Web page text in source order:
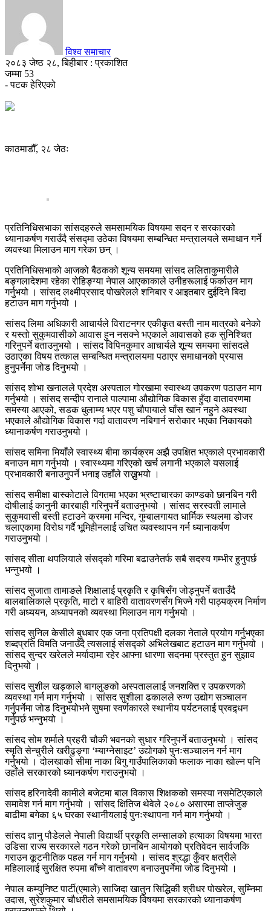
विश्व समाचार
२०८३ जेष्ठ २८, बिहीबार : प्रकाशित
जम्मा 53
- पटक हेरिएको
काठमाडौँ, २८ जेठः
प्रतिनिधिसभाका सांसदहरुले समसामयिक विषयमा सदन र सरकारको
ध्यानाकर्षण गराउँदै संसद्मा उठेका विषयमा सम्बन्धित मन्त्रालयले समाधान गर्ने
व्यवस्था मिलाउन माग गरेका छन् ।
प्रतिनिधिसभाको आजको बैठकको शून्य समयमा सांसद ललिताकुमारीले
बङ्गलादेशमा रहेका रोहिङ्ग्या नेपाल आएकाकाले उनीहरूलाई फर्काउन माग
गर्नुभयो । सांसद लक्ष्मीप्रसाद पोखरेलले शनिबार र आइतबार दुईदिने बिदा
हटाउन माग गर्नुभयो ।
सांसद लिमा अधिकारी आचार्यले विराटनगर एकीकृत बस्ती नाम मात्रको बनेको
र यस्तो सुकुमवासीको आवास हुन नसक्ने भएकाले आवासको हक सुनिश्चित
गरिनुपर्ने बताउनुभयो । सांसद विपिनकुमार आचार्यले शून्य समयमा सांसदले
उठाएका विषय तत्काल सम्बन्धित मन्त्रालयमा पठाएर समाधानको प्रयास
हुनुपर्नेमा जोड दिनुभयो ।
सांसद शोभा खनालले प्रदेश अस्पताल गोरखामा स्वास्थ्य उपकरण पठाउन माग
गर्नुभयो । सांसद सन्दीप रानाले पाल्पामा औद्योगिक विकास हुँदा वातावरणमा
समस्या आएको, सडक धुलाम्य भएर पशु चौपायाले घाँस खान नहुने अवस्था
भएकाले औद्योगिक विकास गर्दा वातावरण नबिगार्न सरोकार भएका निकायको
ध्यानाकर्षण गराउनुभयो ।
सांसद समिना मियाँले स्वास्थ्य बीमा कार्यक्रम अझै उपक्षित भएकाले प्रभावकारी
बनाउन माग गर्नुभयो । स्वास्थ्यमा गरिएको खर्च लगानी भएकाले यसलाई
प्रभावकारी बनाउनुपर्ने भनाइ उहाँले राख्नुभयो ।
सांसद समीक्षा बास्कोटाले विगतमा भएका भ्रष्टाचारका काण्डको छानबिन गरी
दोषीलाई कानुनी कारबाही गरिनुपर्ने बताउनुभयो । सांसद सरस्वती लामाले
सुकुमवासी बस्ती हटाउने क्रममा मन्दिर, गुम्बालगायत धार्मिक स्थलमा डोजर
चलाएकामा विरोध गर्दै भूमिहीनलाई उचित व्यवस्थापन गर्न ध्यानाकर्षण
गराउनुभयो ।
सांसद सीता थपलियाले संसद्को गरिमा बढाउनेतर्फ सबै सदस्य गम्भीर हुनुपर्छ
भन्नुभयो ।
सांसद सुजाता तामाङले शिक्षालाई प्रकृति र कृषिसँग जोड्नुपर्ने बताउँदै
बालबालिकाले प्रकृति, माटो र बाहिरी वातावरणसँग भिज्ने गरी पाठ्यक्रम निर्माण
गरी अध्ययन, अध्यापनको व्यवस्था मिलाउन माग गर्नुभयो ।
सांसद सुनिल केसीले बुधबार एक जना प्रतिपक्षी दलका नेताले प्रयोग गर्नुभएका
शब्दप्रति विमति जनाउँदै त्यसलाई संसद्को अभिलेखबाट हटाउन माग गर्नुभयो ।
सांसद सुन्दर खरेलले मर्यादामा रहेर आफ्ना धारणा सदनमा प्रस्तुत हुन सुझाव
दिनुभयो ।
सांसद सुशील खड्काले बागलुङको अस्पताललाई जनशक्ति र उपकरणको
व्यवस्था गर्न माग गर्नुभयो । सांसद सुशीला ढकालले रुग्ण उद्योग सञ्चालन
गर्नुपर्नेमा जोड दिनुभयोभने सुषमा स्वर्णकारले स्थानीय पर्यटनलाई प्रवद्र्धन
गर्नुपर्छ भन्नुभयो ।
सांसद सोम शर्माले प्रहरी चौकी भवनको सुधार गरिनुपर्ने बताउनुभयो । सांसद
स्मृति सेन्चुरीले खरीढुङ्गा ‘म्याग्नेसाइट’ उद्योगको पुनःसञ्चालन गर्न माग
गर्नुभयो । दोलखाको सीमा नाका बिगु गाउँपालिकाको फलाक नाका खोल्न पनि
उहाँले सरकारको ध्यानकर्षण गराउनुभयो ।
सांसद हरिनादेवी कामीले बजेटमा बाल विकास शिक्षकको समस्या नसमेटिएकाले
समावेश गर्न माग गर्नुभयो । सांसद क्षितिज थेवेले २०८० असारमा ताप्लेजुङ
बाढीमा बगेका ६५ घरका स्थानीयलाई पुनःस्थापना गर्न माग गर्नुभयो ।
सांसद ज्ञानु पौडेलले नेपाली विद्यार्थी प्रकृति लम्सालको हत्याका विषयमा भारत
उडिसा राज्य सरकारले गठन गरेको छानबिन आयोगको प्रतिवेदन सार्वजकि
गराउन कूटनीतिक पहल गर्न माग गर्नुभयो । सांसद श्रद्धा कुँवर क्षत्रीले
महिलालाई सुरक्षित रुपमा बाँच्ने वातावरण बनाउनुपर्नेमा जोड दिनुभयो ।
नेपाल कम्युनिष्ट पार्टी(एमाले) साजिदा खातुन सिद्धिकी श्रीधर पोखरेल, सुम्निमा
उदास, सुरेशकुमार चौधरीले समसामयिक विषयमा सरकारको ध्यानाकर्षण